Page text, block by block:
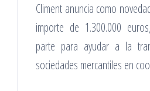
Climent anuncia como
importe de 1.300.000
parte para ayudar a la
sociedades mercantiles en